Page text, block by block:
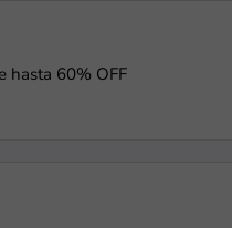
hasta 60% OFF